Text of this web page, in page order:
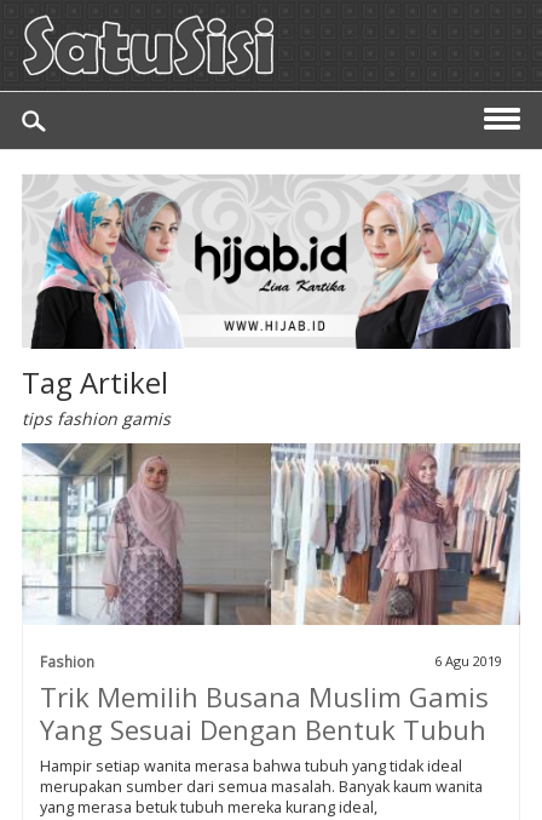
Tag Artikel
tips fashion gamis
Fashion 6 Agu 2019
Trik Memilih Busana Muslim Gamis
Yang Sesuai Dengan Bentuk Tubuh
Hampir setiap wanita merasa bahwa tubuh yang tidak ideal
merupakan sumber dari semua masalah. Banyak kaum wanita
yang merasa betuk tubuh mereka kurang ideal,